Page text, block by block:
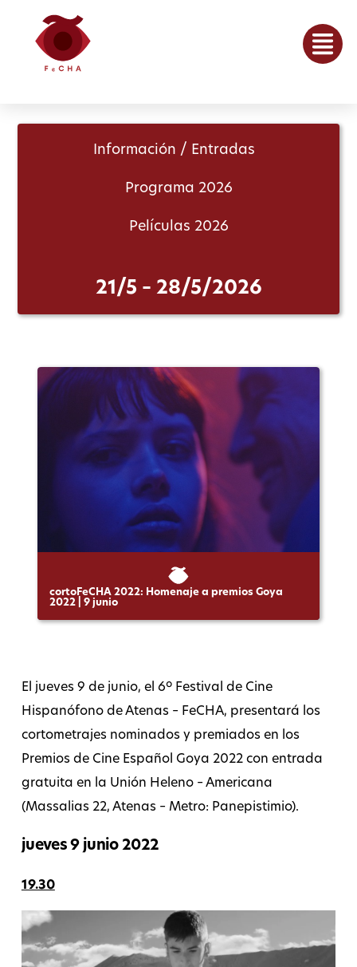
Información / Entradas
Programa 2026
Películas 2026
21/5 – 28/5/2026
cortoFeCHA 2022: Homenaje a premios Goya
2022 | 9 junio
El jueves 9 de junio, el 6º Festival de Cine
Hispanófono de Atenas – FeCHA, presentará los
cortometrajes nominados y premiados en los
Premios de Cine Español Goya 2022 con entrada
gratuita en la Unión Heleno – Americana
(Massalias 22, Atenas – Metro: Panepistimio).
jueves 9 junio 2022
19.30